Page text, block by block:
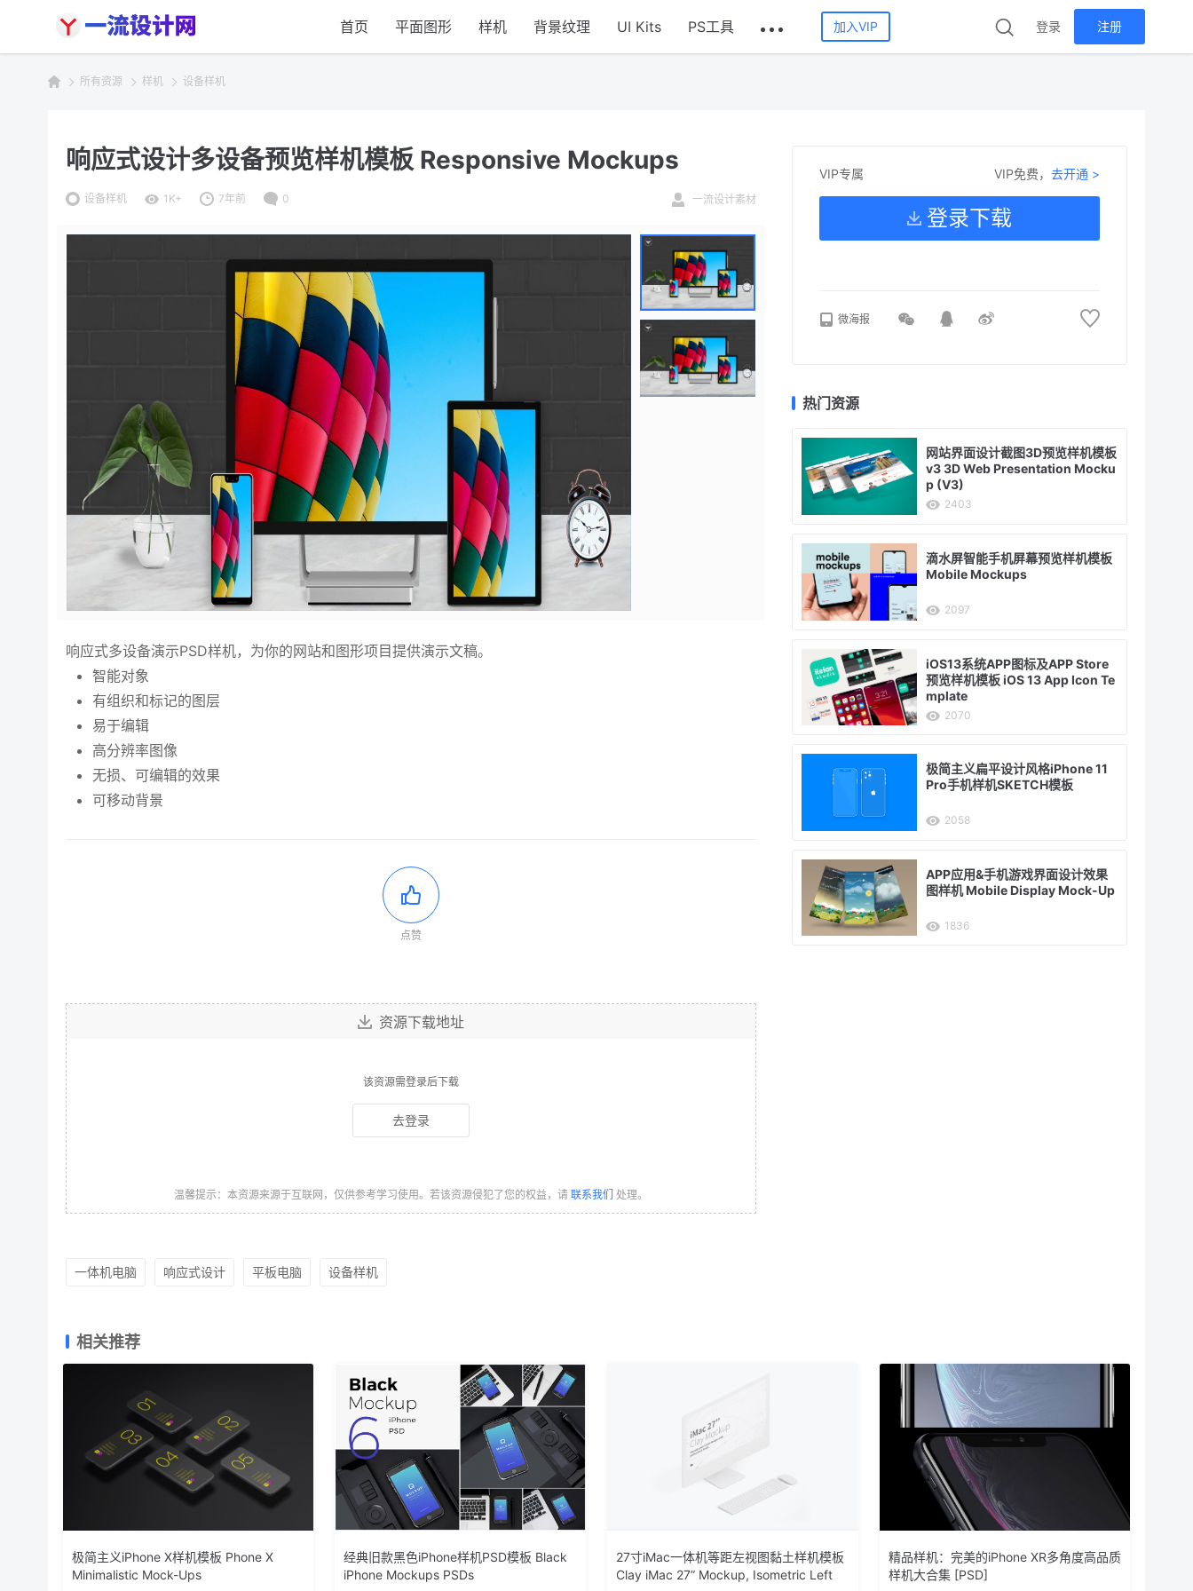
首页 平面图形 样机 背景纹理 UI Kits PS工具 加入VIP 登录 注册
所有资源 样机 设备样机
响应式设计多设备预览样机模板 Responsive Mockups
设备样机 1K+ 7年前 0 一流设计素材
响应式多设备演示PSD样机，为你的网站和图形项目提供演示文稿。
智能对象
有组织和标记的图层
易于编辑
高分辨率图像
无损、可编辑的效果
可移动背景
点赞
资源下载地址
该资源需登录后下载
去登录
温馨提示：本资源来源于互联网，仅供参考学习使用。若该资源侵犯了您的权益，请 联系我们 处理。
VIP专属 VIP免费，去开通 >
登录下载
微海报
热门资源
网站界面设计截图3D预览样机模板
v3 3D Web Presentation Mocku
p (V3)
2403
滴水屏智能手机屏幕预览样机模板
Mobile Mockups
2097
iOS13系统APP图标及APP Store
预览样机模板 iOS 13 App Icon Te
mplate
2070
极简主义扁平设计风格iPhone 11
Pro手机样机SKETCH模板
2058
APP应用&手机游戏界面设计效果
图样机 Mobile Display Mock-Up
1836
一体机电脑 响应式设计 平板电脑 设备样机
相关推荐
极简主义iPhone X样机模板 Phone X
Minimalistic Mock-Ups
经典旧款黑色iPhone样机PSD模板 Black
iPhone Mockups PSDs
27寸iMac一体机等距左视图黏土样机模板
Clay iMac 27” Mockup, Isometric Left
精品样机：完美的iPhone XR多角度高品质
样机大合集 [PSD]